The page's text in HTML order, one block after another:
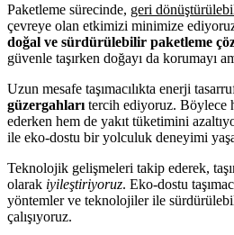
Paketleme sürecinde, geri
çevreye olan etkimizi minimize
doğal ve sürdürülebilir paketleme
güvenle taşırken doğayı da korumayı
Uzun mesafe taşımacılıkta enerji
güzergahları tercih ediyoruz. Böylece
ederken hem de yakıt tüketimini
ile eko-dostu bir yolculuk deneyimi
Teknolojik gelişmeleri takip ederek,
olarak iyileştiriyoruz. Eko-dostu
yöntemler ve teknolojiler ile
çalışıyoruz.